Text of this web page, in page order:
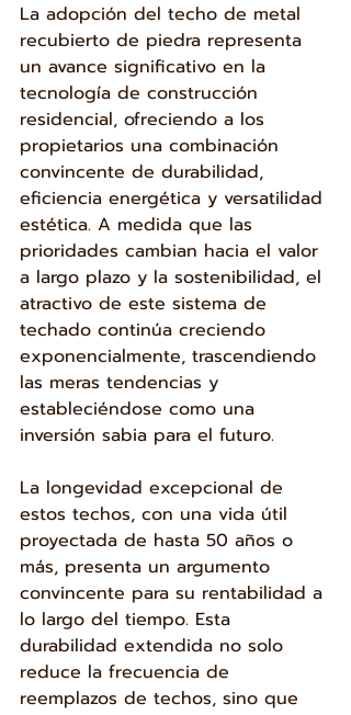
La adopción del techo de metal
recubierto de piedra representa
un avance significativo en la
tecnología de construcción
residencial, ofreciendo a los
propietarios una combinación
convincente de durabilidad,
eficiencia energética y versatilidad
estética. A medida que las
prioridades cambian hacia el valor
a largo plazo y la sostenibilidad, el
atractivo de este sistema de
techado continúa creciendo
exponencialmente, trascendiendo
las meras tendencias y
estableciéndose como una
inversión sabia para el futuro.
La longevidad excepcional de
estos techos, con una vida útil
proyectada de hasta 50 años o
más, presenta un argumento
convincente para su rentabilidad a
lo largo del tiempo. Esta
durabilidad extendida no solo
reduce la frecuencia de
reemplazos de techos, sino que